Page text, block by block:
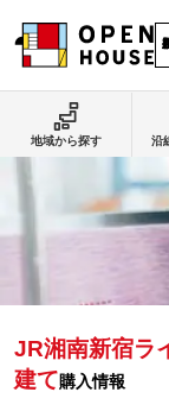
JR湘南新宿ラ
建て購入情報
地域から探す 沿